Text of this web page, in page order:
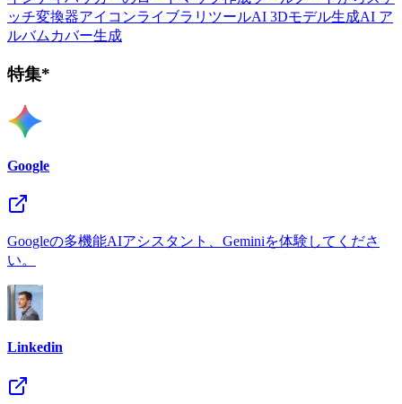
ッチ変換器アイコンライブラリツールAI 3Dモデル生成AI ア
ルバムカバー生成
特集*
Google
Googleの多機能AIアシスタント、Geminiを体験してくださ
い。
Linkedin